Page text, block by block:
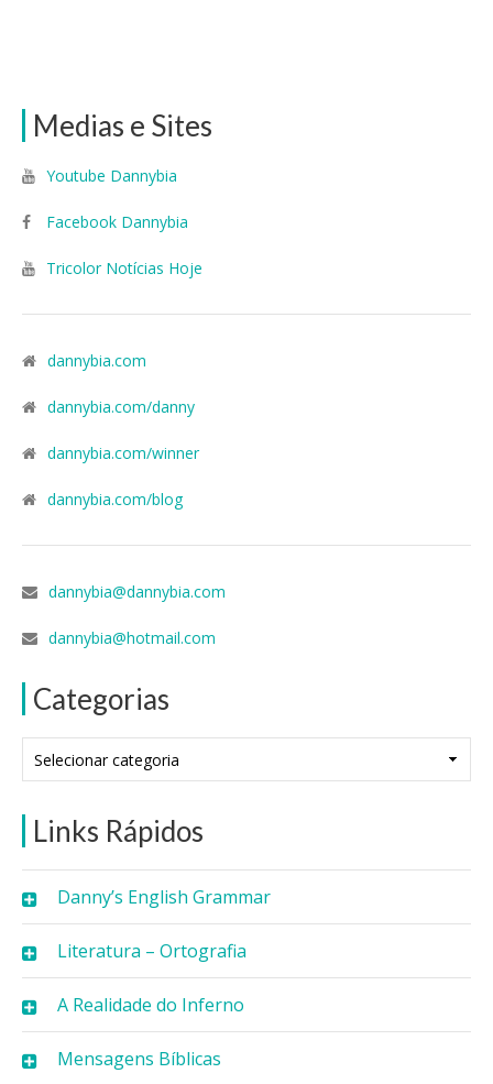
Medias e Sites
Youtube Dannybia
Facebook Dannybia
Tricolor Notícias Hoje
dannybia.com
dannybia.com/danny
dannybia.com/winner
dannybia.com/blog
dannybia@dannybia.com
dannybia@hotmail.com
Categorias
Links Rápidos
Danny’s English Grammar
Literatura – Ortografia
A Realidade do Inferno
Mensagens Bíblicas